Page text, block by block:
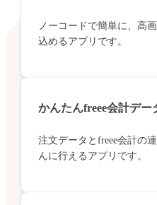
ノーコードで簡単に、高
込めるアプリです。
かんたんfreee会計デー
注文データとfreee会計の
んに行えるアプリです。